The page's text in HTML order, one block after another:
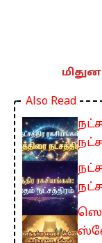
Also Read